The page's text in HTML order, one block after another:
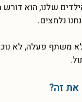
שלנו, הוא
נלחצים.
משתף פעלה, לא
את זה?